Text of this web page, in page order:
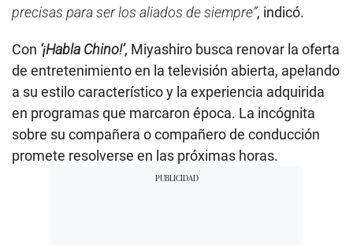
precisas para ser los aliados de siempre”, indicó.
Con ‘¡Habla Chino!’, Miyashiro busca renovar la oferta
de entretenimiento en la televisión abierta, apelando
a su estilo característico y la experiencia adquirida
en programas que marcaron época. La incógnita
sobre su compañera o compañero de conducción
promete resolverse en las próximas horas.